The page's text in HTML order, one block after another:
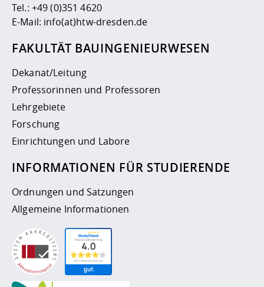
Tel.: +49 (0)351 4620
E-Mail: info(at)htw-dresden.de
FAKULTÄT BAUINGENIEURWESEN
Dekanat/Leitung
Professorinnen und Professoren
Lehrgebiete
Forschung
Einrichtungen und Labore
INFORMATIONEN FÜR STUDIERENDE
Ordnungen und Satzungen
Allgemeine Informationen